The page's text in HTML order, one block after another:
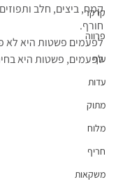
קרקר
פרווה
עוף
עדות
מתוק
מלוח
חריף
משקאות
קמח, ביצים, חלב
חורף.
לפעמים פשטות היא לא
לפעמים, פשטות היא